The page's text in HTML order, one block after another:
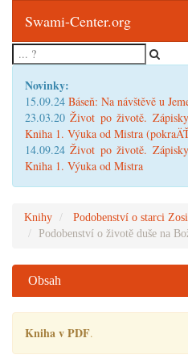
Swami-Center.org
Novinky:
15.09.24 Báseň: Na návštěvě u
23.03.20Život po životě.
Kniha 1. Výuka od Mistra
14.09.24Život po životě.
Kniha 1. Výuka od Mistra
Knihy
Podobenství o starci
Podobenství o životě duše na
Obsah
Kniha v PDF.